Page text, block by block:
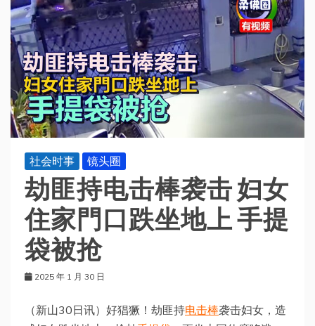
社会时事 镜头圈
劫匪持电击棒袭击 妇女
住家門口跌坐地上 手提
袋被抢
2025 年 1 月 30 日
（新山30日讯）好猖獗！劫匪持电击棒袭击妇女，造